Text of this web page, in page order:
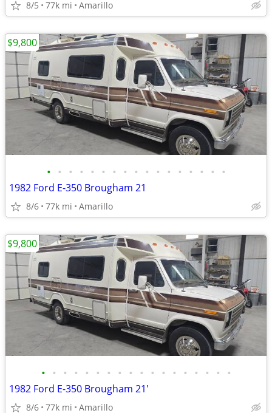
8/5 77k mi Amarillo
• • • • • • • • • • • • • • • • •
1982 Ford E-350 Brougham 21
8/6 77k mi Amarillo
$9,800
• • • • • • • • • • • • • • • • • •
1982 Ford E-350 Brougham 21'
8/6 77k mi Amarillo
$9,800